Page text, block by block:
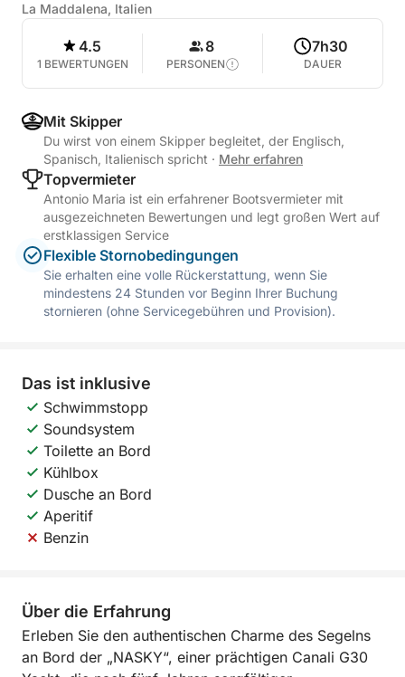
La Maddalena, Italien
4.5
1 BEWERTUNGEN
8
PERSONEN
7h30
DAUER
Mit Skipper
Du wirst von einem Skipper begleitet, der Englisch,
Spanisch, Italienisch spricht · Mehr erfahren
Topvermieter
Antonio Maria ist ein erfahrener Bootsvermieter mit
ausgezeichneten Bewertungen und legt großen Wert auf
erstklassigen Service
Flexible Stornobedingungen
Sie erhalten eine volle Rückerstattung, wenn Sie
mindestens 24 Stunden vor Beginn Ihrer Buchung
stornieren (ohne Servicegebühren und Provision).
Das ist inklusive
Schwimmstopp
Soundsystem
Toilette an Bord
Kühlbox
Dusche an Bord
Aperitif
Benzin
Über die Erfahrung
Erleben Sie den authentischen Charme des Segelns
an Bord der „NASKY“, einer prächtigen Canali G30